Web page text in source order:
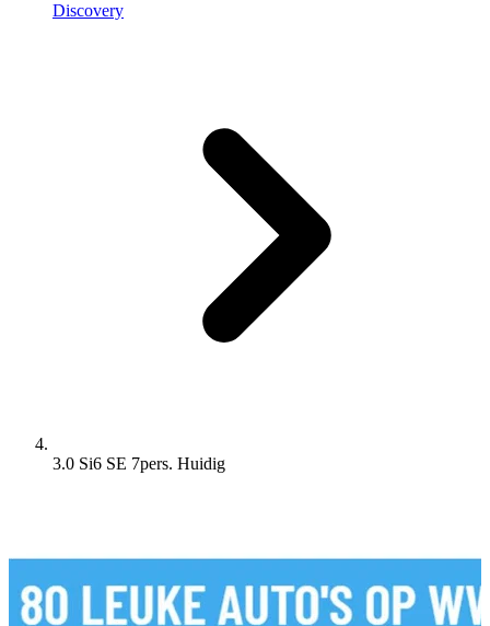
Discovery
3.0 Si6 SE 7pers. Huidig